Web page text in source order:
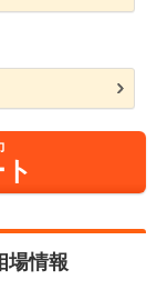
場情報